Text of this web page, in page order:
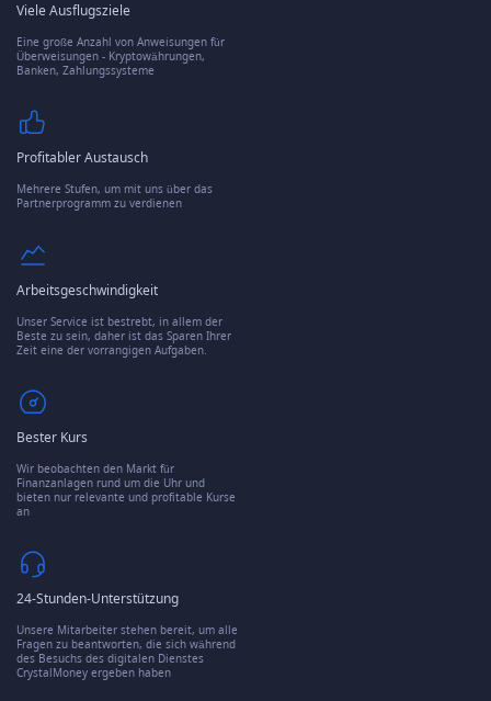
Viele Ausflugsziele
Eine große Anzahl von Anweisungen für
Überweisungen - Kryptowährungen,
Banken, Zahlungssysteme
Profitabler Austausch
Mehrere Stufen, um mit uns über das
Partnerprogramm zu verdienen
Arbeitsgeschwindigkeit
Unser Service ist bestrebt, in allem der
Beste zu sein, daher ist das Sparen Ihrer
Zeit eine der vorrangigen Aufgaben.
Bester Kurs
Wir beobachten den Markt für
Finanzanlagen rund um die Uhr und
bieten nur relevante und profitable Kurse
an
24-Stunden-Unterstützung
Unsere Mitarbeiter stehen bereit, um alle
Fragen zu beantworten, die sich während
des Besuchs des digitalen Dienstes
CrystalMoney ergeben haben